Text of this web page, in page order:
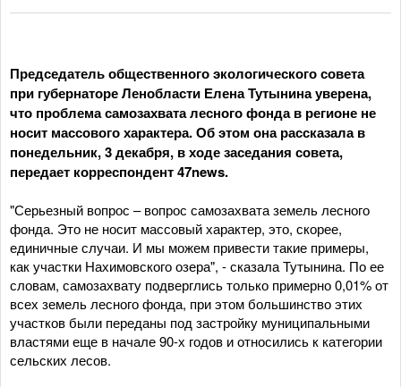
Председатель общественного экологического совета
при губернаторе Ленобласти Елена Тутынина уверена,
что проблема самозахвата лесного фонда в регионе не
носит массового характера. Об этом она рассказала в
понедельник, 3 декабря, в ходе заседания совета,
передает корреспондент 47news.
"Серьезный вопрос – вопрос самозахвата земель лесного
фонда. Это не носит массовый характер, это, скорее,
единичные случаи. И мы можем привести такие примеры,
как участки Нахимовского озера", - сказала Тутынина. По ее
словам, самозахвату подверглись только примерно 0,01% от
всех земель лесного фонда, при этом большинство этих
участков были переданы под застройку муниципальными
властями еще в начале 90-х годов и относились к категории
сельских лесов.